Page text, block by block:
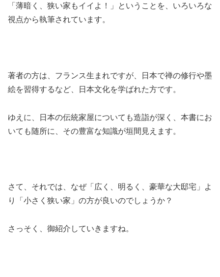
「薄暗く、狭い家もイイよ！」ということを、いろいろな
視点から執筆されています。
著者の方は、フランス生まれですが、日本で禅の修行や墨
絵を習得するなど、日本文化を学ばれた方です。
ゆえに、日本の伝統家屋についても造詣が深く、本書にお
いても随所に、その豊富な知識が垣間見えます。
さて、それでは、なぜ「広く、明るく、豪華な大邸宅」よ
り「小さく狭い家」の方が良いのでしょうか？
さっそく、御紹介していきますね。